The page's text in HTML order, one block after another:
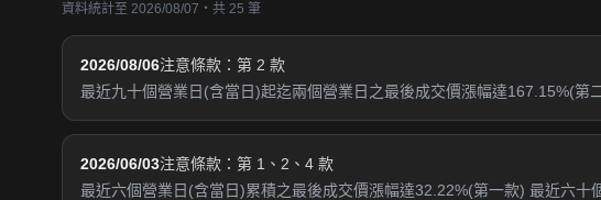
資料統計至 2026/08/07・共 25 筆
2026/08/06注意條款：第 2 款
最近九十個營業日(含當日)起迄兩個營業日之最後成交價漲幅達167.15%(第
2026/06/03注意條款：第 1、2、4 款
最近六個營業日(含當日)累積之最後成交價漲幅達32.22%(第一款) 最近六